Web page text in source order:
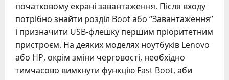
початковому екрані завантаження. Після входу
потрібно знайти розділ Boot або “Завантаження”
і призначити USB-флешку першим пріоритетним
пристроєм. На деяких моделях ноутбуків Lenovo
або HP, окрім зміни черговості, необхідно
тимчасово вимкнути функцію Fast Boot, аби